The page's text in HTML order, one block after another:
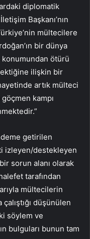
diplomatik
Başkanı’nın
mültecilere
bir dünya
ötürü
ilişkin bir
artık mülteci
göçmen kampı
getirilen
izleyen/destekleyen
sorun alanı olarak
tarafından
mültecilerin
çalıştığı düşünülen
söylem ve
bulguları bunun tam